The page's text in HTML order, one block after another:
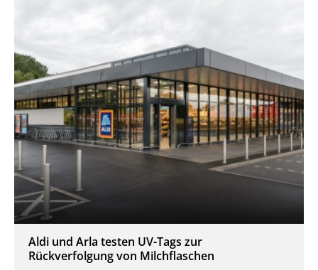
Aldi und Arla testen UV-Tags zur
Rückverfolgung von Milchflaschen